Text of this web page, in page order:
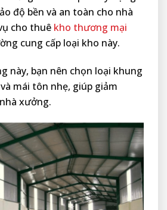
độ bền và an toàn cho nhà
cho thuê kho thương mại
cung cấp loại kho này.
này, bạn nên chọn loại khung
mái tôn nhẹ, giúp giảm
xưởng.